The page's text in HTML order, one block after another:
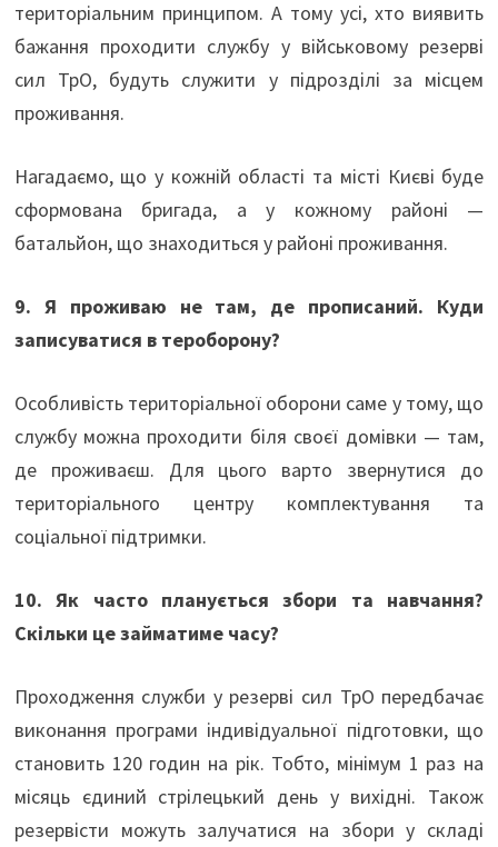
територіальним принципом. А тому усі, хто виявить
бажання проходити службу у військовому резерві
сил ТрО, будуть служити у підрозділі за місцем
проживання.
Нагадаємо, що у кожній області та місті Києві буде
сформована бригада, а у кожному районі —
батальйон, що знаходиться у районі проживання.
9. Я проживаю не там, де прописаний. Куди
записуватися в тероборону?
Особливість територіальної оборони саме у тому, що
службу можна проходити біля своєї домівки — там,
де проживаєш. Для цього варто звернутися до
територіального центру комплектування та
соціальної підтримки.
10. Як часто планується збори та навчання?
Скільки це займатиме часу?
Проходження служби у резерві сил ТрО передбачає
виконання програми індивідуальної підготовки, що
становить 120 годин на рік. Тобто, мінімум 1 раз на
місяць єдиний стрілецький день у вихідні. Також
резервісти можуть залучатися на збори у складі